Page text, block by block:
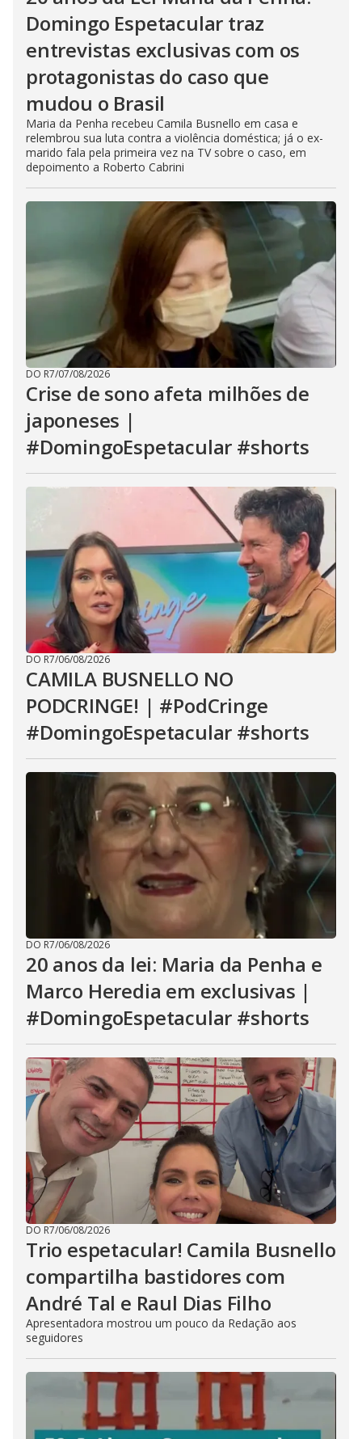
Domingo Espetacular traz
entrevistas exclusivas com os
protagonistas do caso que
mudou o Brasil
Maria da Penha recebeu Camila Busnello em casa e
relembrou sua luta contra a violência doméstica; já o ex-
marido fala pela primeira vez na TV sobre o caso, em
depoimento a Roberto Cabrini
DO R7/07/08/2026
Crise de sono afeta milhões de
japoneses |
#DomingoEspetacular #shorts
DO R7/06/08/2026
CAMILA BUSNELLO NO
PODCRINGE! | #PodCringe
#DomingoEspetacular #shorts
DO R7/06/08/2026
20 anos da lei: Maria da Penha e
Marco Heredia em exclusivas |
#DomingoEspetacular #shorts
DO R7/06/08/2026
Trio espetacular! Camila Busnello
compartilha bastidores com
André Tal e Raul Dias Filho
Apresentadora mostrou um pouco da Redação aos
seguidores